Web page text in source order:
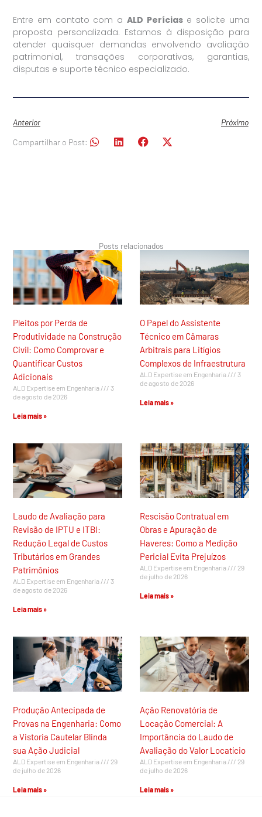
Entre em contato com a ALD Períciase solicite uma
proposta personalizada. Estamos à disposição para
atender quaisquer demandas envolvendo avaliação
patrimonial, transações corporativas, garantias,
disputas e suporte técnico especializado.
Anterior
Próximo
Compartilhar o Post:
Posts relacionados
Pleitos por Perda de
Produtividade na Construção
Civil: Como Comprovar e
Quantificar Custos
Adicionais
ALD Expertise em Engenharia
3
de agosto de 2026
Leia mais »
O Papel do Assistente
Técnico em Câmaras
Arbitrais para Litígios
Complexos de Infraestrutura
ALD Expertise em Engenharia
3
de agosto de 2026
Leia mais »
Laudo de Avaliação para
Revisão de IPTU e ITBI:
Redução Legal de Custos
Tributários em Grandes
Patrimônios
ALD Expertise em Engenharia
3
de agosto de 2026
Leia mais »
Rescisão Contratual em
Obras e Apuração de
Haveres: Como a Medição
Pericial Evita Prejuízos
ALD Expertise em Engenharia
29
de julho de 2026
Leia mais »
Produção Antecipada de
Provas na Engenharia: Como
a Vistoria Cautelar Blinda
sua Ação Judicial
ALD Expertise em Engenharia
29
de julho de 2026
Leia mais »
Ação Renovatória de
Locação Comercial: A
Importância do Laudo de
Avaliação do Valor Locatício
ALD Expertise em Engenharia
29
de julho de 2026
Leia mais »